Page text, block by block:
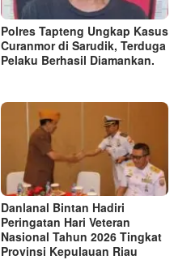
Polres Tapteng Ungkap Kasus
Curanmor di Sarudik, Terduga
Pelaku Berhasil Diamankan.
Danlanal Bintan Hadiri
Peringatan Hari Veteran
Nasional Tahun 2026 Tingkat
Provinsi Kepulauan Riau